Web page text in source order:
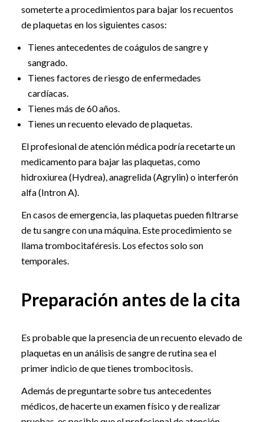
someterte a procedimientos para bajar los recuentos
de plaquetas en los siguientes casos:
Tienes antecedentes de coágulos de sangre y
sangrado.
Tienes factores de riesgo de enfermedades
cardíacas.
Tienes más de 60 años.
Tienes un recuento elevado de plaquetas.
El profesional de atención médica podría recetarte un
medicamento para bajar las plaquetas, como
hidroxiurea (Hydrea), anagrelida (Agrylin) o interferón
alfa (Intron A).
En casos de emergencia, las plaquetas pueden filtrarse
de tu sangre con una máquina. Este procedimiento se
llama trombocitaféresis. Los efectos solo son
temporales.
Preparación antes de la cita
Es probable que la presencia de un recuento elevado de
plaquetas en un análisis de sangre de rutina sea el
primer indicio de que tienes trombocitosis.
Además de preguntarte sobre tus antecedentes
médicos, de hacerte un examen físico y de realizar